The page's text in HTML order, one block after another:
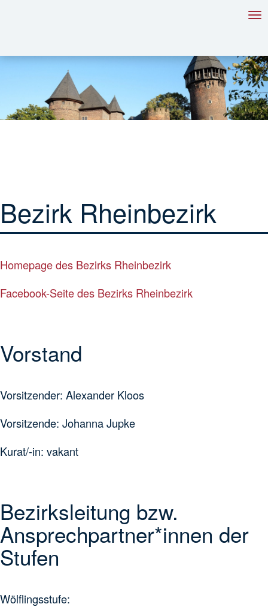
Bezirk Rheinbezirk
Homepage des Bezirks Rheinbezirk
Facebook-Seite des Bezirks Rheinbezirk
Vorstand
Vorsitzender: Alexander Kloos
Vorsitzende: Johanna Jupke
Kurat/-in: vakant
Bezirksleitung bzw.
Ansprechpartner*innen der
Stufen
Wölflingsstufe: